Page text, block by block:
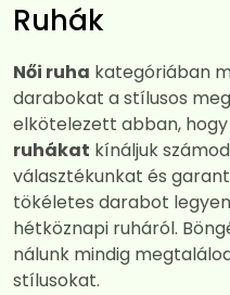
Ruhák
Női ruha kategóriában
darabokat a stílusos
elkötelezett abban,
ruhákat kínáljuk
választékunkat és
tökéletes darabot
hétköznapi ruháról.
nálunk mindig
stílusokat.